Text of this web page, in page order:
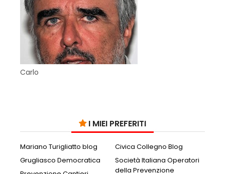
Carlo
I MIEI PREFERITI
Mariano Turigliatto blog
Civica Collegno Blog
Grugliasco Democratica
Società Italiana Operatori
della Prevenzione